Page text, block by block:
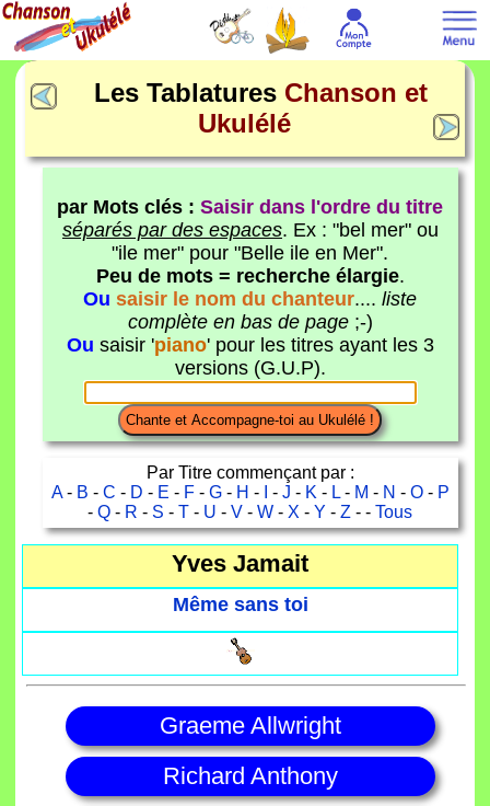
Les Tablatures Chanson et
Ukulélé
par Mots clés :Saisir dans l'ordre du titre
séparés par des espaces. Ex : "bel mer" ou
"ile mer" pour "Belle ile en Mer".
Peu de mots = recherche élargie.
Ou saisir le nom du chanteur....liste
complète en bas de page;-)
Ou saisir 'piano' pour les titres ayant les 3
versions (G.U.P).
Par Titre commençant par :
A- B - C - D - E - F- G- H - - J - K - L- M - N - O- P
-Q - R - S -T - U -V -W - X -Y -Z - -Tous
Yves Jamait
Même sans toi
Graeme Allwright
Richard Anthony